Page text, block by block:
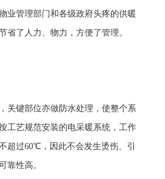
业管理部门和各级政府头疼的供暖
省了人力、物力，方便了管理。
关键部位亦做防水处理，使整个系
工艺规范安装的电采暖系统，工作
超过60℃，因此不会发生烫伤、引
靠性高。